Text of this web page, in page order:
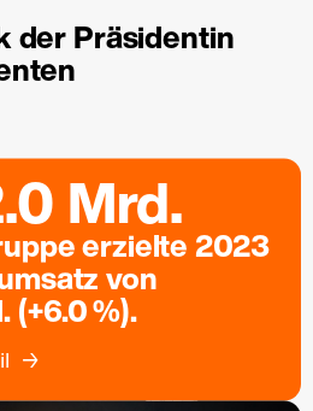
der Präsidentin
Mrd.
erzielte 2023
von
(+6.0 %).